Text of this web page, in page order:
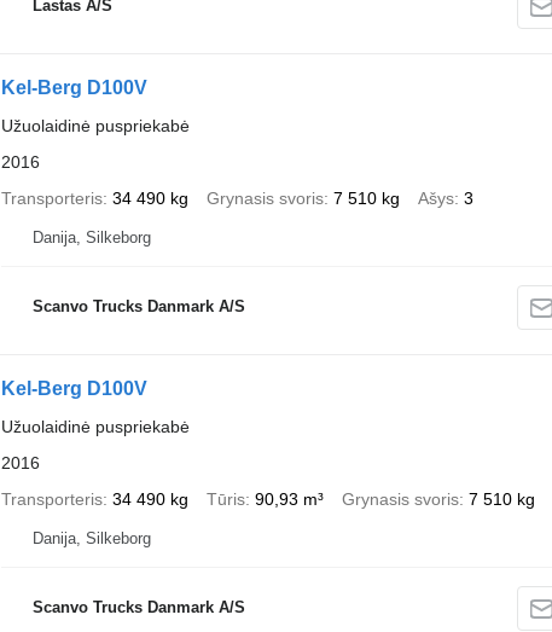
Lastas A/S
Kel-Berg D100V
Užuolaidinė puspriekabė
2016
Transporteris 34 490 kg Grynasis svoris 7 510 kg Ašys 3
Danija, Silkeborg
Scanvo Trucks Danmark A/S
Kel-Berg D100V
Užuolaidinė puspriekabė
2016
Transporteris 34 490 kg Tūris 90,93 m³ Grynasis svoris 7 510 kg
Danija, Silkeborg
Scanvo Trucks Danmark A/S